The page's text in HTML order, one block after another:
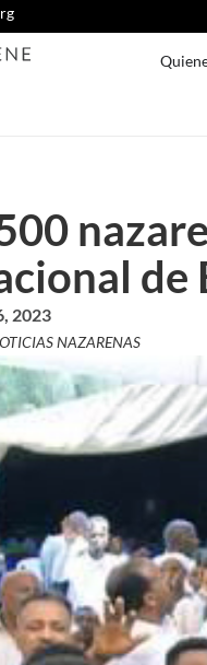
de
2023
NAZARENAS